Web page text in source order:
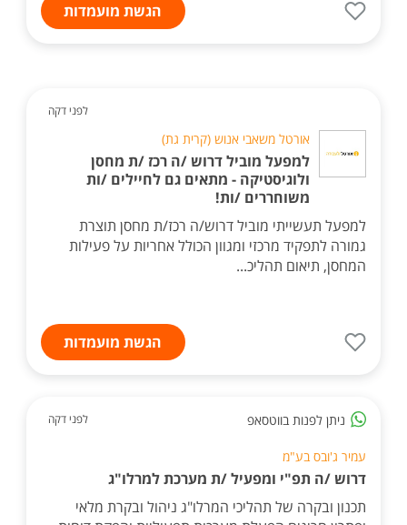
הגשת מועמדות
לפני דקה
אורטל משאבי אנוש (קרית גת)
למפעל מוביל דרוש /ה רכז /ת מחסן
ולוגיסטיקה - מתאים גם לחיילים /ות
משוחררים /ות!
למפעל תעשייתי מוביל דרוש/ה רכז/ת מחסן תוצרת
גמורה לתפקיד מרכזי ומגוון הכולל אחריות על פעילות
המחסן, תיאום תהליכ...
הגשת מועמדות
ניתן לפנות בווטסאפ לפני דקה
עמיר ג'ובס בע"מ
דרוש /ה תפ"י ומפעיל /ת מערכת למרלו"ג
תכנון ובקרה של תהליכי המרלו"ג ניהול ובקרת מלאי